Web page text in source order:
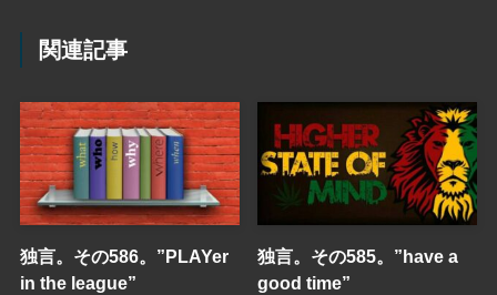
関連記事
独言。その586。”PLAYer
in the league”
独言。その585。”have a
good time”